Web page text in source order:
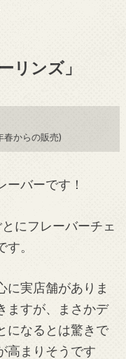
リンズ」
からの販売)
バーです！
にフレーバーチェ
。
に実店舗がありま
ますが、まさかデ
になるとは驚きで
高まりそうです